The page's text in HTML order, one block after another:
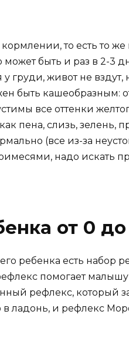
то есть то же
быть и раз в 2-3
у груди, живот не
быть кашеобразным:
все оттенки
пена, слизь, зелень,
(все из-за
надо искать
от 0 до
ребенка есть набор
помогает
рефлекс, который
в ладонь, и рефлекс